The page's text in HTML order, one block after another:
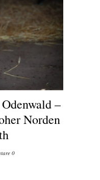
–
Norden
0